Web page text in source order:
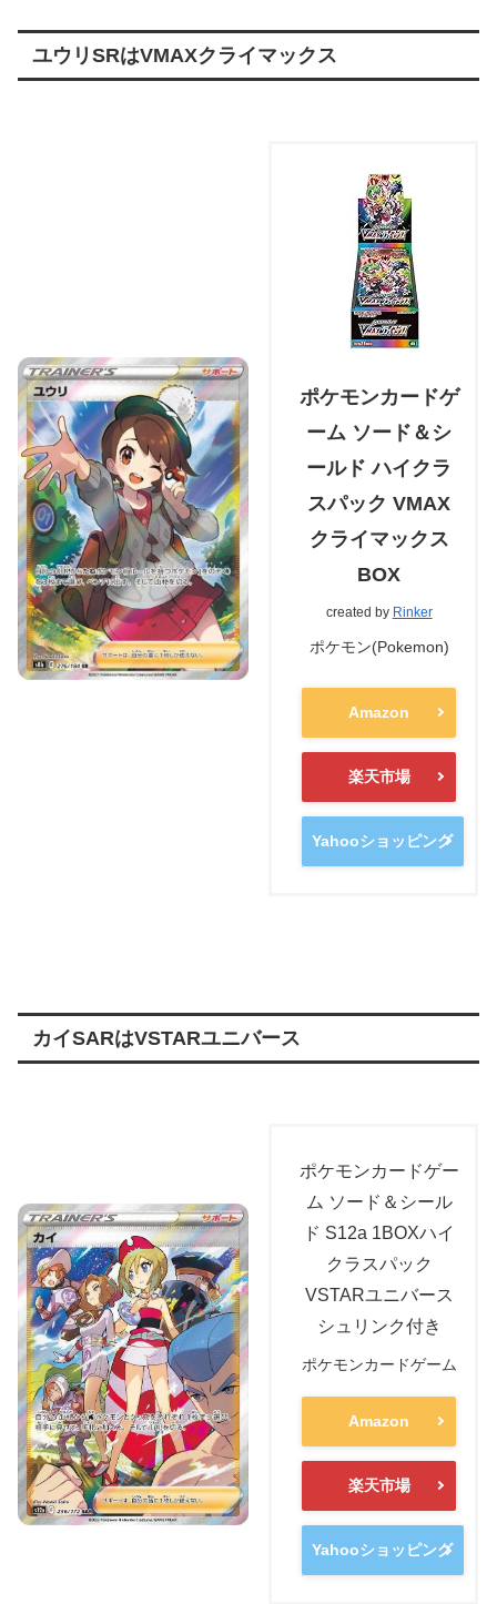
ユウリSRはVMAXクライマックス
ポケモンカードゲ
ーム ソード＆シ
ールド ハイクラ
スパック VMAX
クライマックス
BOX
created by Rinker
ポケモン(Pokemon)
Amazon
楽天市場
Yahooショッピング
カイSARはVSTARユニバース
ポケモンカードゲー
ム ソード＆シール
ド S12a 1BOXハイ
クラスパック
VSTARユニバース
シュリンク付き
ポケモンカードゲーム
Amazon
楽天市場
Yahooショッピング